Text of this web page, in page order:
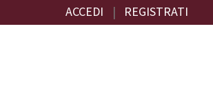
ACCEDI | REGISTRATI